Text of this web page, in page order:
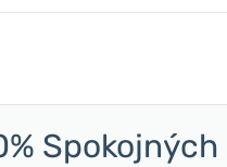
Spokojných